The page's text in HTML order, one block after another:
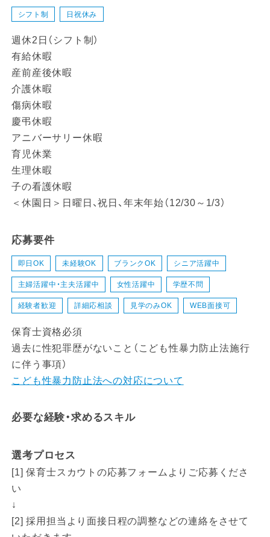
シフト制 日祝休み
週休2日（シフト制）
有給休暇
産前産後休暇
介護休暇
傷病休暇
慶弔休暇
アニバーサリー休暇
育児休業
生理休暇
子の看護休暇
＜休園日＞日曜日、祝日、年末年始（12/30～1/3）
応募要件
即日OK 未経験OK ブランクOK シニア活躍中
主婦活躍中・主夫活躍中 女性活躍中 学歴不問
経験者歓迎 詳細応相談 見学のみOK WEB面接可
保育士資格必須
過去に性犯罪歴がないこと（こども性暴力防止法施行
に伴う事項）
こども性暴力防止法への対応について
必要な経験・求めるスキル
選考プロセス
[1] 保育士スカウトの応募フォームよりご応募くださ
い
↓
[2] 採用担当より面接日程の調整などの連絡をさせて